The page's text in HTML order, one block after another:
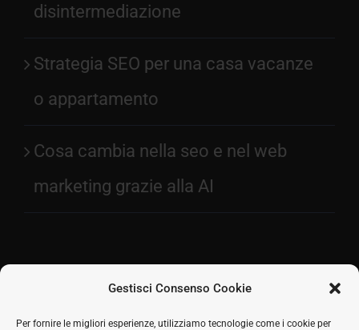
Gestisci Consenso Cookie
Per fornire le migliori esperienze, utilizziamo tecnologie come i cookie per
disintermediazione
Strategia SEO per una casa vacanze
o appartamento
Cosa cambia nella seo e nel web
marketing grazie alla AI
Facebook